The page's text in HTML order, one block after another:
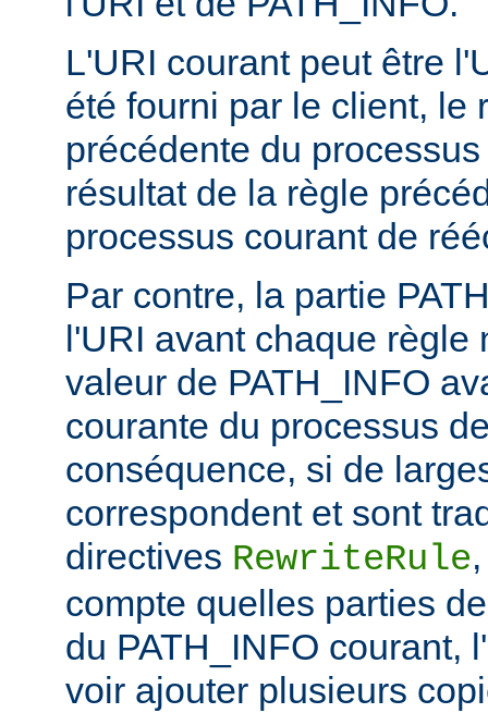
L'URI courant peut être
été fourni par le client, le
précédente du
résultat de la règle
processus courant de
Par contre, la partie
l'URI avant chaque règle
valeur de PATH_INFO
courante du processus
conséquence, si de
correspondent et sont
directives RewriteRule
compte quelles parties
du PATH_INFO courant,
voir ajouter plusieurs